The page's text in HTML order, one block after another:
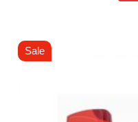
Sale